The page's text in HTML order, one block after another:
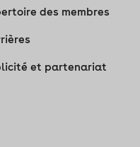
des membres
et partenariat